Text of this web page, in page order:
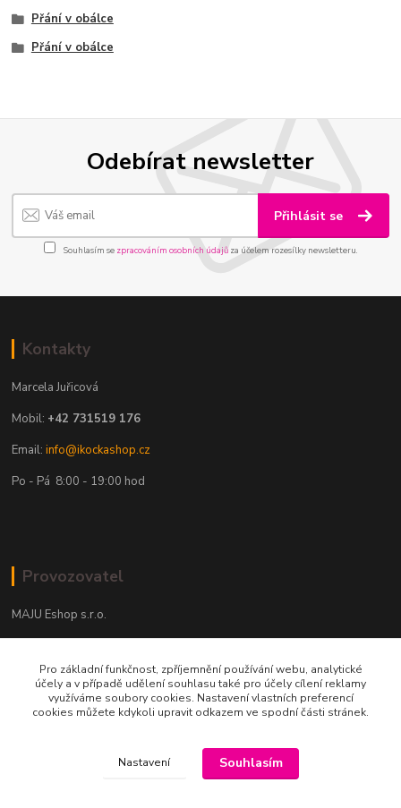
Přání v obálce
Přání v obálce
Odebírat newsletter
Přihlásit se
Souhlasím se zpracováním osobních údajůza účelem rozesílky newsletteru.
Kontakty
Marcela Juřicová
Mobil: +42 731519 176
Email:info@ikockashop.cz
Po - Pá 8:00 - 19:00 hod
Provozovatel
MAJU Eshop s.r.o.
702 00 Ostrava
IČ: 09674799
Pro základní funkčnost, zpříjemnění používání webu, analytické
účely a v případě udělení souhlasu také pro účely cílení reklamy
využíváme soubory cookies. Nastavení vlastních preferencí
cookies můžete kdykoli upravit odkazem ve spodní části stránek.
Nastavení Souhlasím